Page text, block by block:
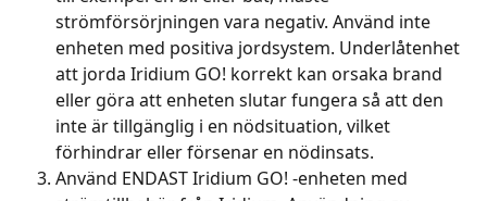
strömförsörjningen vara negativ. Använd inte
enheten med positiva jordsystem. Underlåtenhet
att jorda Iridium GO! korrekt kan orsaka brand
eller göra att enheten slutar fungera så att den
inte är tillgänglig i en nödsituation, vilket
förhindrar eller försenar en nödinsats.
Använd ENDAST Iridium GO! -enheten med